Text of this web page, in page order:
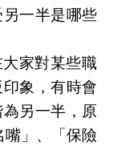
一半是哪些
家對某些職
象，有時會
另一半，原
嘴」、「保險